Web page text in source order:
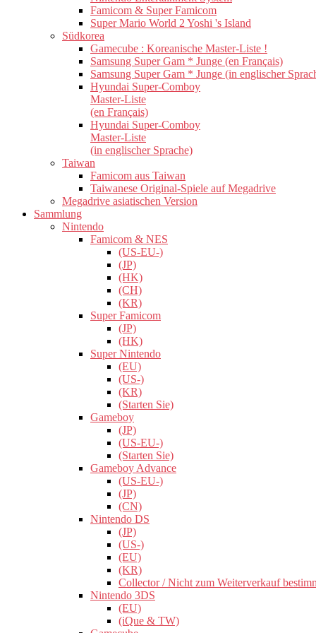
Famicom & Super Famicom
Super Mario World 2 Yoshi 's Island
Südkorea
Gamecube : Koreanische Master-Liste !
Samsung Super Gam * Junge (en Français)
Samsung Super Gam * Junge (in englischer
Hyundai Super-Comboy
Master-Liste
(en Français)
Hyundai Super-Comboy
Master-Liste
(in englischer Sprache)
Taiwan
Famicom aus Taiwan
Taiwanese Original-Spiele auf Megadrive
Megadrive asiatischen Version
Sammlung
Nintendo
Famicom & NES
(US-EU-)
(JP)
(HK)
(CH)
(KR)
Super Famicom
(JP)
(HK)
Super Nintendo
(EU)
(US-)
(KR)
(Starten Sie)
Gameboy
(JP)
(US-EU-)
(Starten Sie)
Gameboy Advance
(US-EU-)
(JP)
(CN)
Nintendo DS
(JP)
(US-)
(EU)
(KR)
Collector / Nicht zum Weiterverkauf
Nintendo 3DS
(EU)
(iQue & TW)